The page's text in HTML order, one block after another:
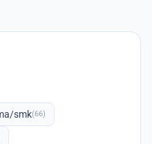
smk(66)